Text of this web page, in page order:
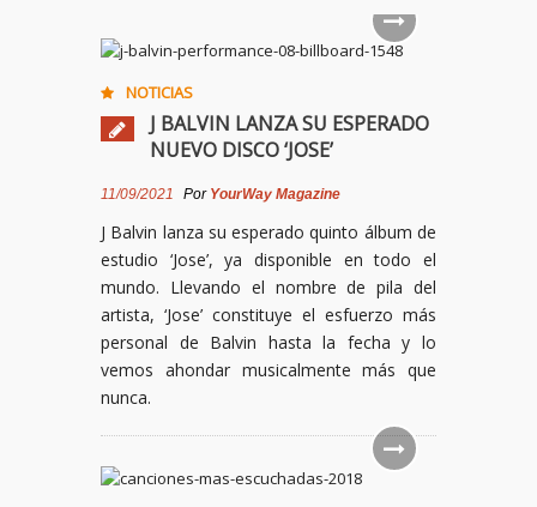
NOTICIAS
J BALVIN LANZA SU ESPERADO
NUEVO DISCO ‘JOSE’
11/09/2021 Por YourWay Magazine
J Balvin lanza su esperado quinto álbum de
estudio ‘Jose’, ya disponible en todo el
mundo. Llevando el nombre de pila del
artista, ‘Jose’ constituye el esfuerzo más
personal de Balvin hasta la fecha y lo
vemos ahondar musicalmente más que
nunca.